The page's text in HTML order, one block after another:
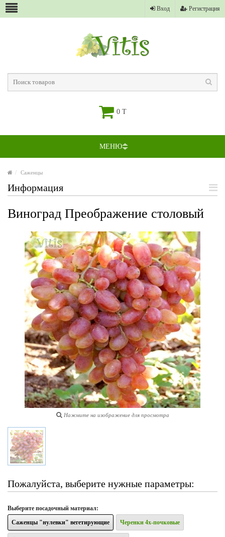
Вход Регистрация
0 T
МЕНЮ
Саженцы
Информация
Виноград Преображение столовый
Нажмите на изображение для просмотра
Пожалуйста, выберите нужные параметры:
Выберите посадочный материал:
Саженцы "нулевки" вегетирующие
Черенки 4х-почковые